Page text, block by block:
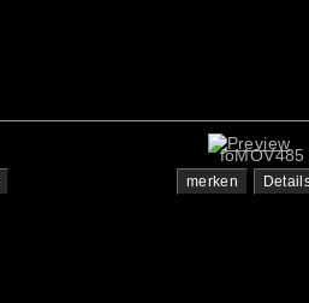
foMOV485
merken